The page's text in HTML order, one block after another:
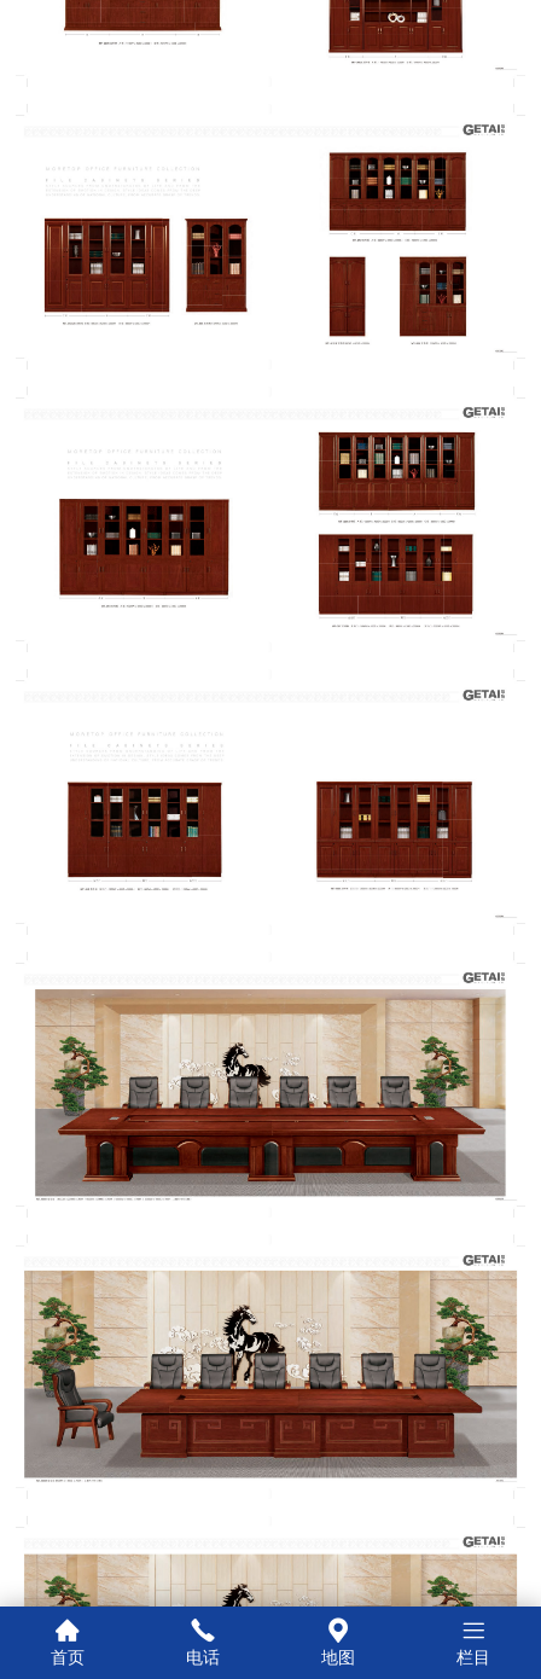
首页 电话 地图 栏目